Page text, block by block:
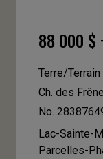
88 000 $
Terre/Terrain
Ch. des
No.
Lac-Sainte-
Parcelles-